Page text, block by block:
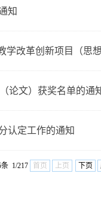
知
学改革创新项目（思
论文）获奖名单的通
认定工作的通知
条 1/217 首页 上页 下页